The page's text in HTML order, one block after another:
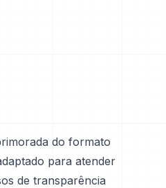
do formato
para atender
de transparência